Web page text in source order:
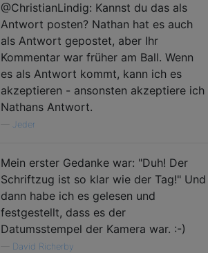
@ChristianLindig: Kannst du das als
Antwort posten? Nathan hat es auch
als Antwort gepostet, aber Ihr
Kommentar war früher am Ball. Wenn
es als Antwort kommt, kann ich es
akzeptieren - ansonsten akzeptiere ich
Nathans Antwort.
Jeder
Mein erster Gedanke war: "Duh! Der
Schriftzug ist so klar wie der Tag!" Und
dann habe ich es gelesen und
festgestellt, dass es der
Datumsstempel der Kamera war. :-)
David Richerby